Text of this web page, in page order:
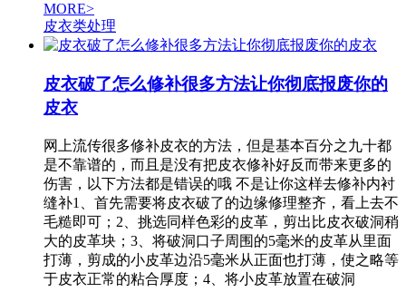
MORE>
皮衣类处理
皮衣破了怎么修补很多方法让你彻底报废你的
皮衣
网上流传很多修补皮衣的方法，但是基本百分之九十都
是不靠谱的，而且是没有把皮衣修补好反而带来更多的
伤害，以下方法都是错误的哦 不是让你这样去修补内衬
缝补1、首先需要将皮衣破了的边缘修理整齐，看上去不
毛糙即可；2、挑选同样色彩的皮革，剪出比皮衣破洞稍
大的皮革块；3、将破洞口子周围的5毫米的皮革从里面
打薄，剪成的小皮革边沿5毫米从正面也打薄，使之略等
于皮衣正常的粘合厚度；4、将小皮革放置在破洞